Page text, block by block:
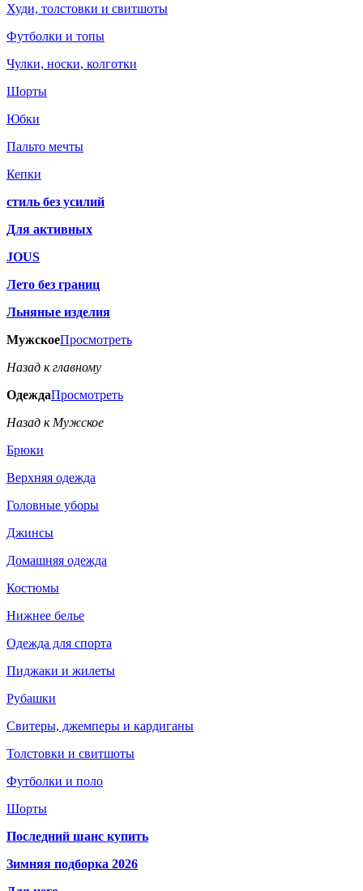
Худи, толстовки и свитшоты
Футболки и топы
Чулки, носки, колготки
Шорты
Юбки
Пальто мечты
Кепки
стиль без усилий
Для активных
JOUS
Лето без границ
Льняные изделия
МужскоеПросмотреть
Назад к главному
ОдеждаПросмотреть
Назад к Мужское
Брюки
Верхняя одежда
Головные уборы
Джинсы
Домашняя одежда
Костюмы
Нижнее белье
Одежда для спорта
Пиджаки и жилеты
Рубашки
Свитеры, джемперы и кардиганы
Толстовки и свитшоты
Футболки и поло
Шорты
Последний шанс купить
Зимняя подборка 2026